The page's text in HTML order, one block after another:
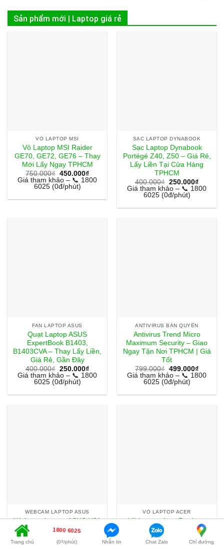
Sản phẩm mới | Laptop giá rẻ
VỎ LAPTOP MSI
Vỏ Laptop MSI Raider
GE70, GE72, GE76 – Thay
Mới Lấy Ngay TPHCM
750.000₫ Giá
gốc
là:
750.000₫.
450.000₫Giá
hiện
450.000₫.
Giá tham khảo – 📞 1800
6025 (0đ/phút)
SẠC LAPTOP DYNABOOK
Sạc Laptop Dynabook
Portégé Z40, Z50 – Giá Rẻ,
Lấy Liền Tại Cửa Hàng
TPHCM
400.000₫ Giá
gốc
là:
400.000₫.
250.000₫Giá
hiện
Giá tham khảo – 📞 1800
6025 (0đ/phút)
FAN LAPTOP ASUS
Quạt Laptop ASUS
ExpertBook B1403,
B1403CVA – Thay Lấy Liền,
Giá Rẻ, Gần Đây
400.000₫ Giá
gốc
là:
400.000₫.
250.000₫Giá
hiện
250.000₫.
Giá tham khảo – 📞 1800
6025 (0đ/phút)
ANTIVIRUS BẢN QUYỀN
Antivirus Trend Micro
Maximum Security – Giao
Ngay Tận Nơi TPHCM | Giá
Tốt
799.000₫ Giá
gốc
là:
799.000₫.
499.000₫Giá
hiện
Giá tham khảo – 📞 1800
6025 (0đ/phút)
WEBCAM LAPTOP ASUS
Webcam Laptop ASUS U31
– Thay Lấy Liền Tại Trung
Tâm – Giá Rẻ TPHCM
Giá
250.000
VỎ LAPTOP ACER
Vỏ Laptop Acer Predator
Helios 300 – Thay Vỏ Lấy
Liền Giá Rẻ Gần Đây
Giá
Trang chủ
1800 6025
(0₫/phút) Nhắn tin Chat Zalo Chỉ đường